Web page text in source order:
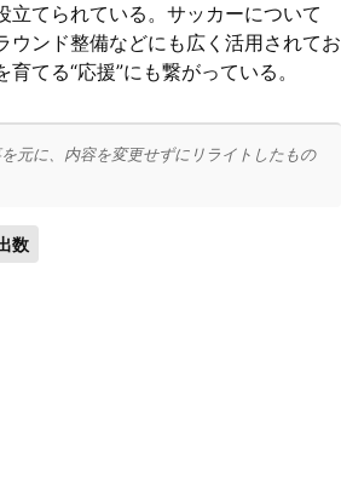
てられている。サッカーについて
ウンド整備などにも広く活用されてお
てる“応援”にも繋がっている。
元に、内容を変更せずにリライトしたもの
数